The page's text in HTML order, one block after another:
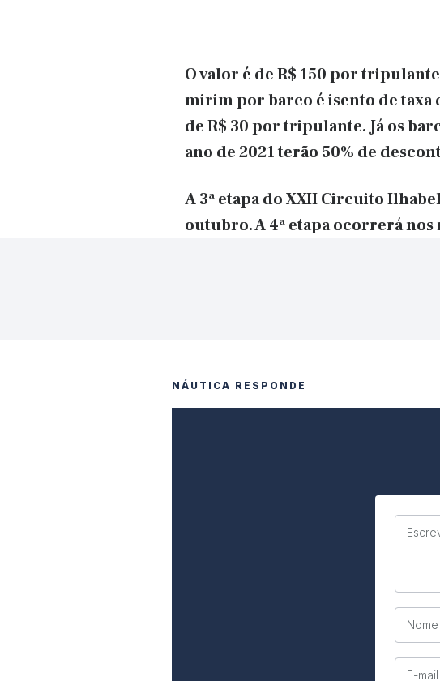
O valor é de R$ 150 por
mirim por barco é isento de taxa
de R$ 30 por tripulante. Já os
ano de 2021 terão 50% de
A 3ª etapa do XXII Circuito
outubro. A 4ª etapa ocorrerá nos
NÁUTICA RESPONDE
Nome
E-mail